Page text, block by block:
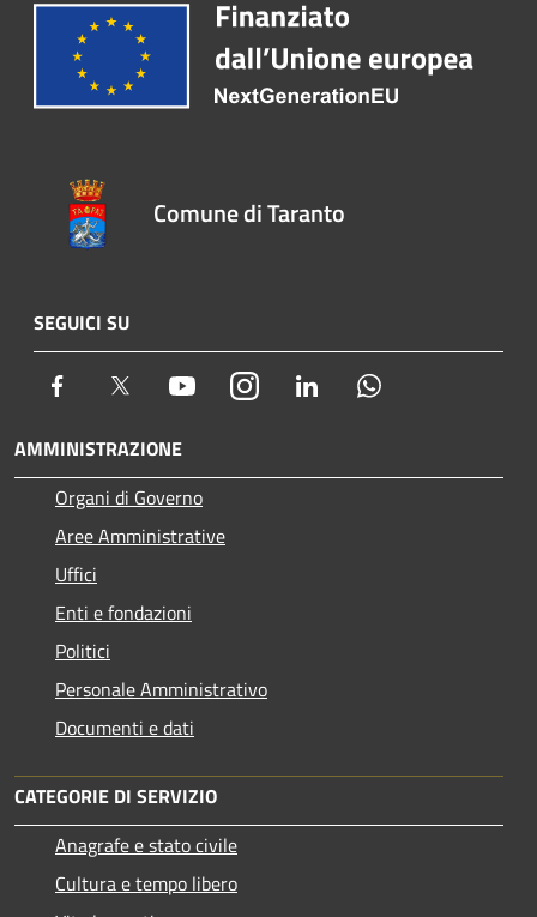
Comune di Taranto
SEGUICI SU
Facebook Twitter YoutubeInstagram LinkedIn
AMMINISTRAZIONE
Organi di Governo
Aree Amministrative
Uffici
Enti e fondazioni
Politici
Personale Amministrativo
Documenti e dati
CATEGORIE DI SERVIZIO
Anagrafe e stato civile
Cultura e tempo libero